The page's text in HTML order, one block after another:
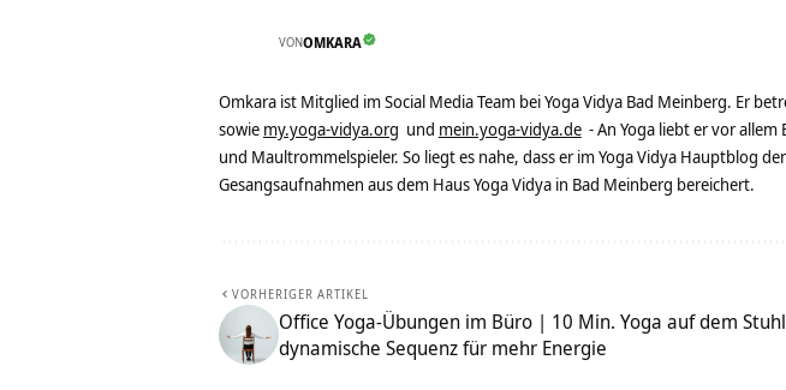
VONOMKARA
Omkara ist Mitglied im Social Media Team bei Yoga Vidya Bad Meinberg. Er
sowie my.yoga-vidya.org und mein.yoga-vidya.de - An Yoga liebt er vor
und Maultrommelspieler. So liegt es nahe, dass er im Yoga Vidya Hauptblog
Gesangsaufnahmen aus dem Haus Yoga Vidya in Bad Meinberg bereichert.
VORHERIGER ARTIKEL
Office Yoga-Übungen im Büro | 10 Min. Yoga auf dem
dynamische Sequenz für mehr Energie